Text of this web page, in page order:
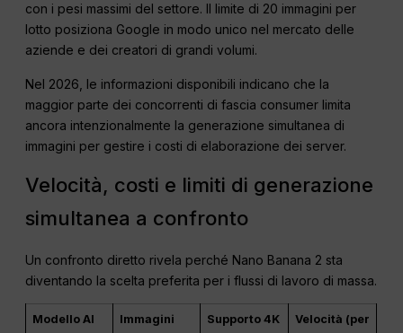
con i pesi massimi del settore. Il limite di 20 immagini per
lotto posiziona Google in modo unico nel mercato delle
aziende e dei creatori di grandi volumi.
Nel 2026, le informazioni disponibili indicano che la
maggior parte dei concorrenti di fascia consumer limita
ancora intenzionalmente la generazione simultanea di
immagini per gestire i costi di elaborazione dei server.
Velocità, costi e limiti di generazione
simultanea a confronto
Un confronto diretto rivela perché Nano Banana 2 sta
diventando la scelta preferita per i flussi di lavoro di massa.
Modello AI
Immagini
Supporto 4K
Velocità (per